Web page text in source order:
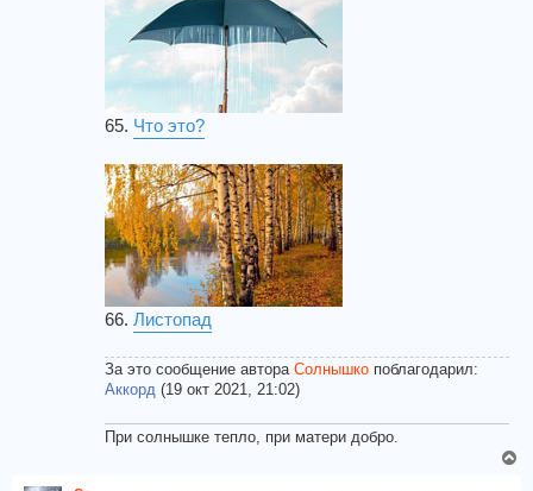
65. Что это?
66. Листопад
За это сообщение автора Солнышко поблагодарил:
Аккорд (19 окт 2021, 21:02)
При солнышке тепло, при матери добро.